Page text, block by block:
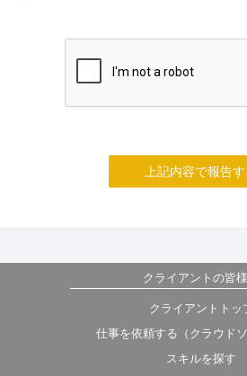
上記内容で報告
クライアントの皆
クライアントトッ
仕事を依頼する（クラウドソ
スキルを探す